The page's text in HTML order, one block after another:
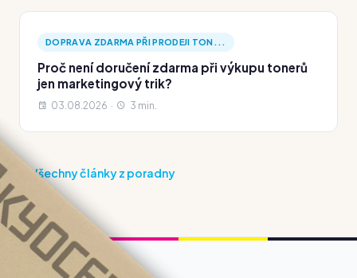
DOPRAVA ZDARMA PŘI PRODEJI TON...
Proč není doručení zdarma při výkupu tonerů
jen marketingový trik?
03.08.2026 · 3 min.
Všechny články z poradny